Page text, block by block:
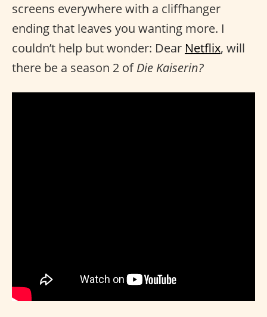
screens everywhere with a cliffhanger
ending that leaves you wanting more. I
couldn’t help but wonder: Dear Netflix, will
there be a season 2 ofDie Kaiserin?